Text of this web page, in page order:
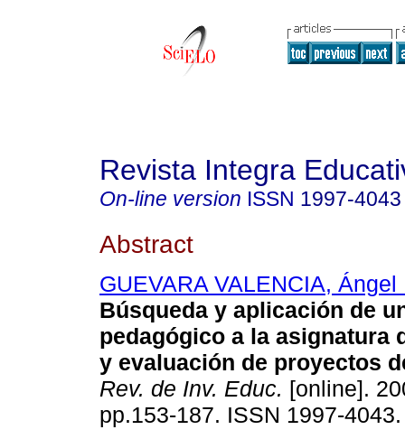
Revista Integra
On-line version ISSN 1997-4043
Abstract
GUEVARA VALENCIA, Ángel
Búsqueda y aplicación de
pedagógico a la asignatura
y evaluación de proyectos
Rev. de Inv. Educ. [online].
pp.153-187. ISSN 1997-4043.